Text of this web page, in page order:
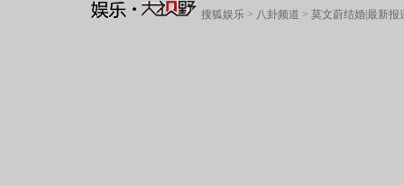
搜狐娱乐> 八卦频道 > 莫文蔚结婚|最新报